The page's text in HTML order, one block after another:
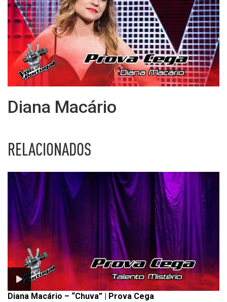
Diana Macário
RELACIONADOS
Diana Macário – “Chuva” | Prova Cega